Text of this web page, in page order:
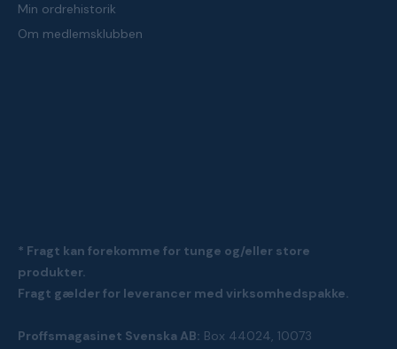
Min ordrehistorik
Om medlemsklubben
* Fragt kan forekomme for tunge og/eller store
produkter.
Fragt gælder for leverancer med virksomhedspakke.
Proffsmagasinet Svenska AB: Box 44024, 10073